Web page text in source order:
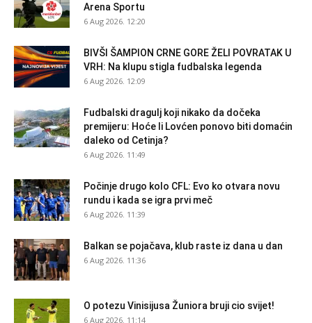
Arena Sportu
6 Aug 2026. 12:20
BIVŠI ŠAMPION CRNE GORE ŽELI POVRATAK U
VRH: Na klupu stigla fudbalska legenda
6 Aug 2026. 12:09
Fudbalski dragulj koji nikako da dočeka
premijeru: Hoće li Lovćen ponovo biti domaćin
daleko od Cetinja?
6 Aug 2026. 11:49
Počinje drugo kolo CFL: Evo ko otvara novu
rundu i kada se igra prvi meč
6 Aug 2026. 11:39
Balkan se pojačava, klub raste iz dana u dan
6 Aug 2026. 11:36
O potezu Vinisijusa Žuniora bruji cio svijet!
6 Aug 2026. 11:14